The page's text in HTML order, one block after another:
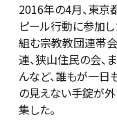
2016年の4月、東
ピール行動に参加し
組む宗教教団連帯
連、狭山住民の会
んなど、誰もが一日
の見えない手錠が外
集した。